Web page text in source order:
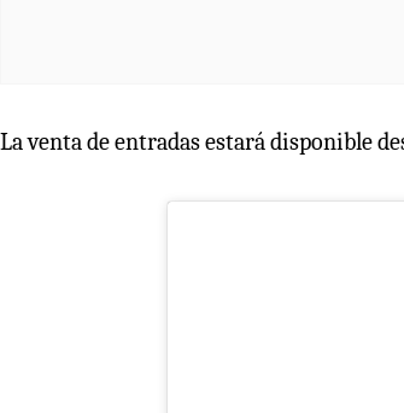
La venta de entradas estará disponible